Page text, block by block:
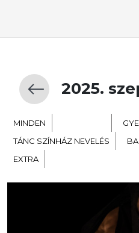
2025.
MINDEN
TÁNC SZÍNHÁZ NEVELÉS
EXTRA